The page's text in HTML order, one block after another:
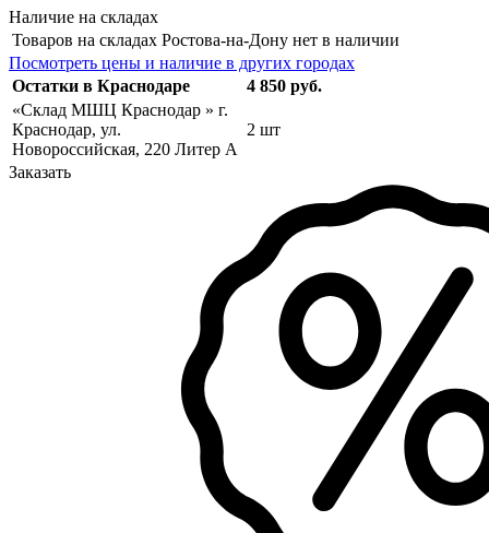
Наличие на складах
Товаров на складах Ростова-на-Дону нет в наличии
Посмотреть цены и наличие в других городах
Остатки в Краснодаре
4 850 руб.
«Склад МШЦ Краснодар » г.
Краснодар, ул.
Новороссийская, 220 Литер А
2 шт
Заказать